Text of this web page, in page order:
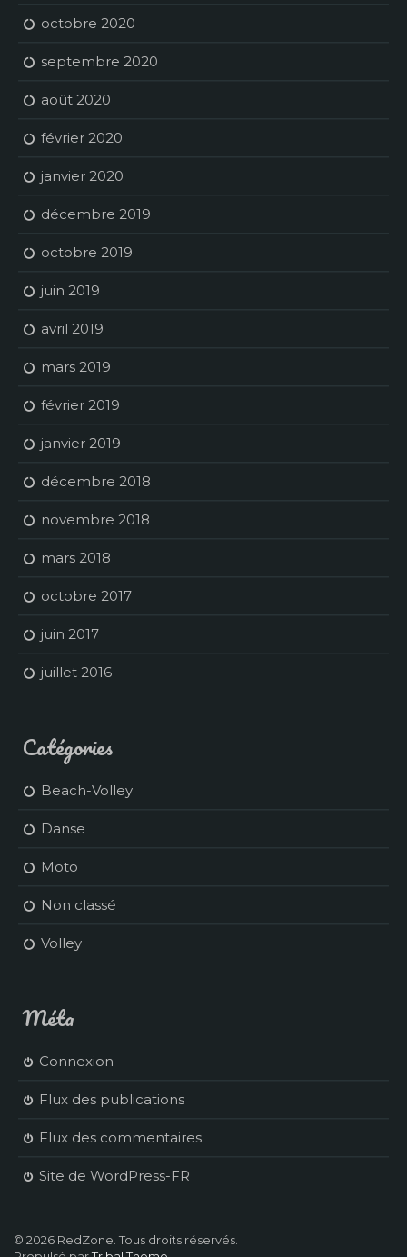
octobre 2020
septembre 2020
août 2020
février 2020
janvier 2020
décembre 2019
octobre 2019
juin 2019
avril 2019
mars 2019
février 2019
janvier 2019
décembre 2018
novembre 2018
mars 2018
octobre 2017
juin 2017
juillet 2016
Catégories
Beach-Volley
Danse
Moto
Non classé
Volley
Méta
Connexion
Flux des publications
Flux des commentaires
Site de WordPress-FR
© 2026 RedZone. Tous droits réservés.